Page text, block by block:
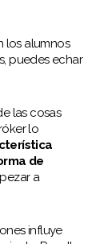
los alumnos
puedes echar
las cosas
lo
de
a
influye